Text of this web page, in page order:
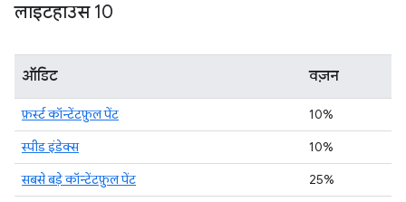
लाइटहाउस 10
ऑडिट वज़न
फ़र्स्ट कॉन्टेंटफ़ुल पेंट
10%
स्पीड इंडेक्स
10%
सबसे बड़े कॉन्टेंटफ़ुल पेंट
25%